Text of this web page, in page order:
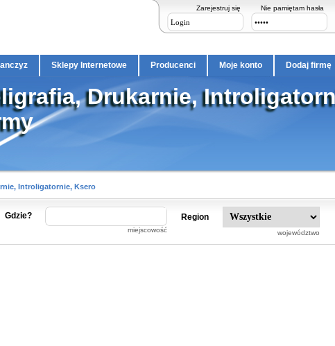
Zarejestruj się Nie pamiętam hasła
Sklepy Internetowe Producenci Moje konto Dodaj firmę
Drukarnie,
Introligatornie, Ksero
Gdzie?
miejscowość
Region
województwo